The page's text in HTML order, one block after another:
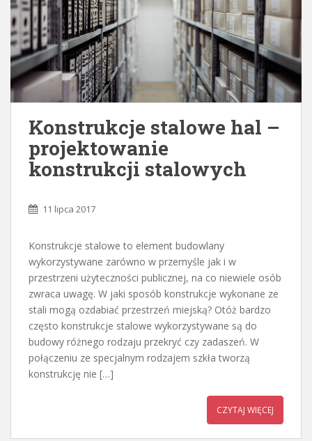
Konstrukcje stalowe hal –
projektowanie
konstrukcji stalowych
11 lipca 2017
Konstrukcje stalowe to element budowlany
wykorzystywane zarówno w przemyśle jak i w
przestrzeni użyteczności publicznej, na co niewiele osób
zwraca uwagę. W jaki sposób konstrukcje wykonane ze
stali mogą ozdabiać przestrzeń miejską? Otóż bardzo
często konstrukcje stalowe wykorzystywane są do
budowy różnego rodzaju przekryć czy zadaszeń. W
połączeniu ze specjalnym rodzajem szkła tworzą
konstrukcję nie […]
CZYTAJ WIĘCEJ